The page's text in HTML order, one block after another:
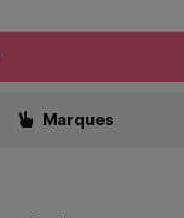
Marques